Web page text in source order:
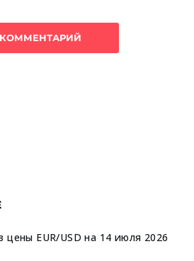
цены EUR/USD на 14 июля 2026